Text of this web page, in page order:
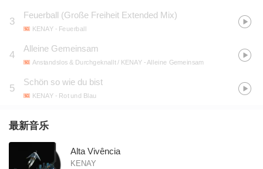
3
Feuerball (Große Freiheit Extended Mix)
KENAY- Feuerball
4
Alleine Gemeinsam
Anstandslos & Durchgeknallt / KENAY - Alleine Gemeinsam
5
Schön so wie du bist
KENAY- Rot und Blau
最新音乐
Alta Vivência
KENAY